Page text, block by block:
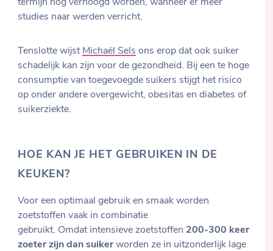
termijn nog verhoogd worden, wanneer er meer
studies naar werden verricht.
Tenslotte wijst Michaël Sels ons erop dat ook suiker
schadelijk kan zijn voor de gezondheid. Bij een te hoge
consumptie van toegevoegde suikers stijgt het risico
op onder andere overgewicht, obesitas en diabetes of
suikerziekte.
HOE KAN JE HET GEBRUIKEN IN DE
KEUKEN?
Voor een optimaal gebruik en smaak worden
zoetstoffen vaak in combinatie
gebruikt. Omdat intensieve zoetstoffen 200-300 keer
zoeter zijn dan suiker worden ze in uitzonderlijk lage